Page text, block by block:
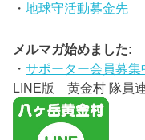
・地球守活動募金先
メルマガ始めました:
・サポーター会員募集
LINE版 黄金村 隊員連